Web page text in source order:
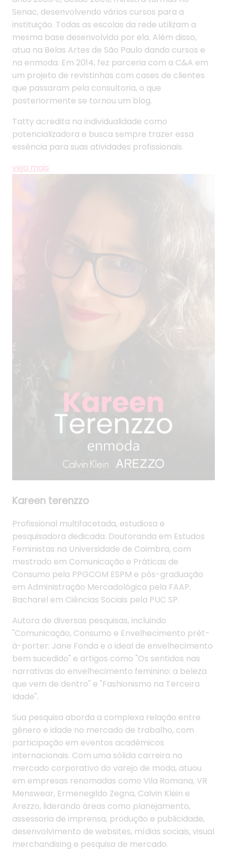
Senac, desenvolvendo vários cursos para a
instituição. Todas as escolas da rede utilizam a
mesma base desenvolvida por ela. Além disso,
atua na Belas Artes de São Paulo dando cursos e
na enmoda. Em 2014, fez parceria com a C&A em
um projeto de revistinhas com cases de clientes
que passaram pela consultoria, o que
posteriormente se tornou um blog.
Tatty acredita na individualidade como
potencializadora e busca sempre trazer essa
essência para suas atividades profissionais.
veja mais
Kareen terenzzo
Profissional multifacetada, estudiosa e
pesquisadora dedicada. Doutoranda em Estudos
Feministas na Universidade de Coimbra, com
mestrado em Comunicação e Práticas de
Consumo pela PPGCOM ESPM e pós-graduação
em Administração Mercadológica pela FAAP.
Bacharel em Ciências Sociais pela PUC SP.
Autora de diversas pesquisas, incluindo
"Comunicação, Consumo e Envelhecimento prêt-
à-porter: Jane Fonda e o ideal de envelhecimento
bem sucedido" e artigos como "Os sentidos nas
narrativas do envelhecimento feminino: a beleza
que vem de dentro" e "Fashionismo na Terceira
Idade".
Sua pesquisa aborda a complexa relação entre
gênero e idade no mercado de trabalho, com
participação em eventos acadêmicos
internacionais. Com uma sólida carreira no
mercado corporativo do varejo de moda, atuou
em empresas renomadas como Vila Romana, VR
Menswear, Ermenegildo Zegna, Calvin Klein e
Arezzo, liderando áreas como planejamento,
assessoria de imprensa, produção e publicidade,
desenvolvimento de websites, mídias sociais, visual
merchandising e pesquisa de mercado.